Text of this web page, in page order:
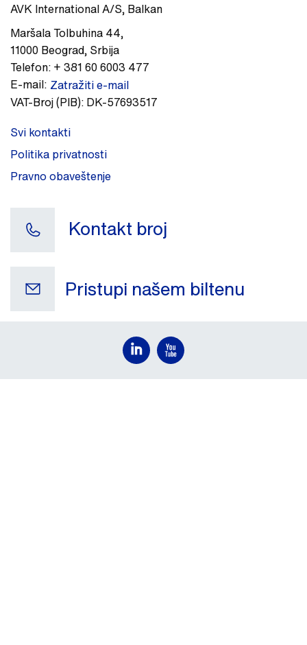
AVK International A/S, Balkan
Maršala Tolbuhina 44,
11000 Beograd, Srbija
Telefon: + 381 60 6003 477
E-mail: Zatražiti e-mail
VAT-Broj (PIB): DK-57693517
Svi kontakti
Politika privatnosti
Pravno obaveštenje
Kontakt broj
Pristupi našem biltenu
Vaš e-mail